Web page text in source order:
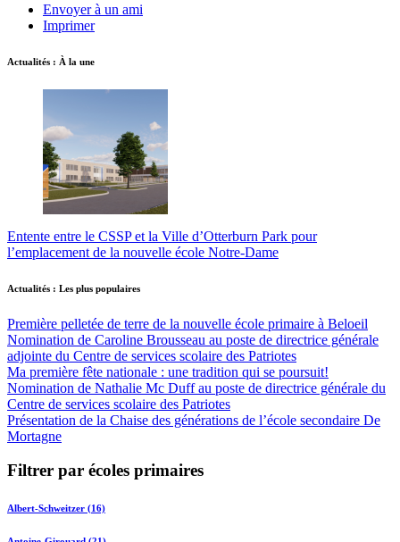
Envoyer à un ami
Imprimer
Actualités : À la une
Entente entre le CSSP et la Ville d’Otterburn Park pour
l’emplacement de la nouvelle école Notre-Dame
Actualités : Les plus populaires
Première pelletée de terre de la nouvelle école primaire à Beloeil
Nomination de Caroline Brousseau au poste de directrice générale
adjointe du Centre de services scolaire des Patriotes
Ma première fête nationale : une tradition qui se poursuit!
Nomination de Nathalie Mc Duff au poste de directrice générale du
Centre de services scolaire des Patriotes
Présentation de la Chaise des générations de l’école secondaire De
Mortagne
Filtrer par écoles primaires
Albert-Schweitzer (16)